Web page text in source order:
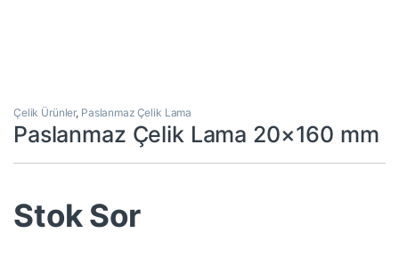
Çelik Ürünler, Paslanmaz Çelik Lama
Paslanmaz Çelik Lama 20×160 mm
Stok Sor